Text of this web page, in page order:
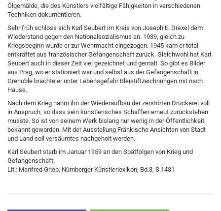
Ölgemälde, die des Künstlers vielfältige Fähigkeiten in verschiedenen
Techniken dokumentieren.
Sehr früh schloss sich Karl Seubert im Kreis von Joseph E. Drexel dem
Wiederstand gegen den Nationalsozialismus an. 1939, gleich zu
Kriegsbeginn wurde er zur Wehrmacht eingezogen. 1945 kam er total
entkräftet aus französischer Gefangenschaft zurück. Gleichwohl hat Karl
Seubert auch in dieser Zeit viel gezeichnet und gemalt. So gibt es Bilder
aus Prag, wo er stationiert war und selbst aus der Gefangenschaft in
Grenoble brachte er unter Lebensgefahr Bleistiftzeichnungen mit nach
Hause.
Nach dem Krieg nahm ihn der Wiederaufbau der zerstörten Druckerei voll
in Anspruch, so dass sein künstlerisches Schaffen erneut zurückstehen
musste. So ist von seinem Werk bislang nur wenig in der Öffentlichkeit
bekannt geworden. Mit der Ausstellung Fränkische Ansichten von Stadt
und Land soll versäumtes nachgeholt werden.
Karl Seubert starb im Januar 1959 an den Spätfolgen von Krieg und
Gefangenschaft.
Lit.: Manfred Grieb, Nürnberger Künstlerlexikon, Bd.3, S.1431